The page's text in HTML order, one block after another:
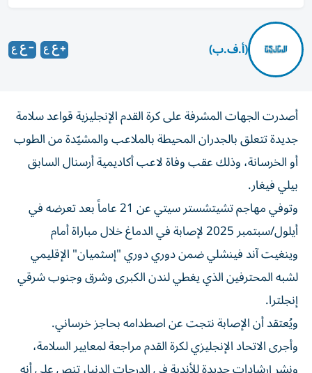
(أ.ف.ب)
أصدرت الجهات المشرفة على كرة القدم الإنجليزية قواعد سلامة
جديدة تتعلق بالجدران المحيطة بالملاعب والمشيّدة من الطوب
أو الخرسانة، وذلك عقب وفاة لاعب أكاديمية أرسنال السابق
بيلي فيغار.
وتوفي مهاجم تشيتشستر سيتي عن 21 عاماً بعد تعرضه في
أيلول/سبتمبر 2025 لإصابة في الدماغ خلال مباراة أمام
وينغيت آند فينشلي ضمن دوري دوري "إسثميان" الإقليمي
لشبه المحترفين الذي يغطي لندن الكبرى وشرق وجنوب شرقي
إنجلترا.
ويُعتقد أن الإصابة نتجت عن اصطدامه بحاجز خرساني.
وأجرى الاتحاد الإنجليزي لكرة القدم مراجعة لمعايير السلامة،